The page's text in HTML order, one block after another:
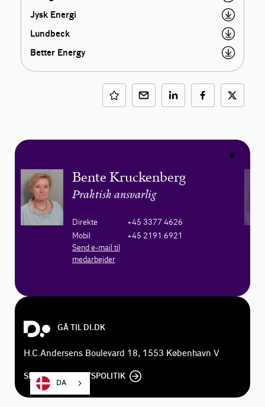
Jysk Energi
Lundbeck
Better Energy
Bente Kruckenberg
Praktisk ansvarlig
Direkte
+45 3377 4626
Mobil
+45 2191 6921
Send e-mail til
medarbejder
GÅ TIL DI.DK
H.C.Andersens Boulevard 18, 1553 København V
SE DI'S PRIVATLIVSPOLITIK
DA